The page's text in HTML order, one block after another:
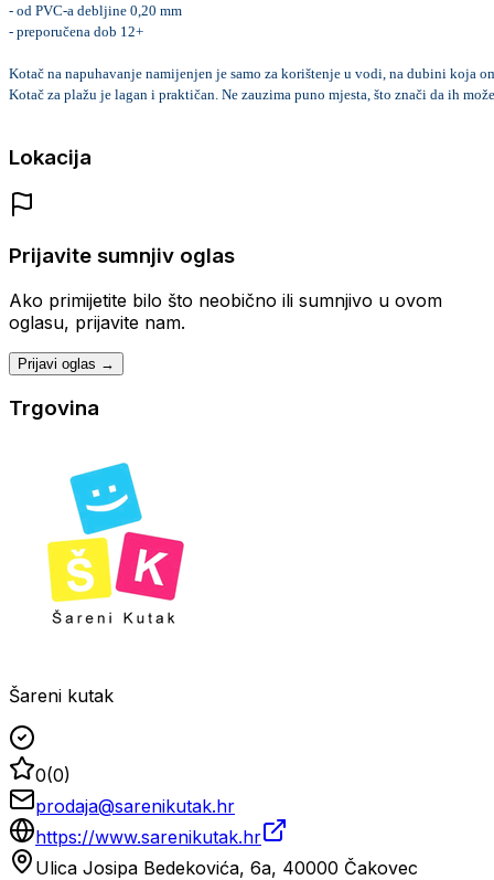
- od PVC-a debljine 0,20 mm
- preporučena dob 12+
Kotač na napuhavanje namijenjen je samo za korištenje u vodi, na dubini koja
Kotač za plažu je lagan i praktičan. Ne zauzima puno mjesta, što znači da ih
Lokacija
Prijavite sumnjiv oglas
Ako primijetite bilo što neobično ili sumnjivo u ovom
oglasu, prijavite nam.
Prijavi oglas →
Trgovina
Šareni kutak
0(0)
prodaja@sarenikutak.hr
https://www.sarenikutak.hr
Ulica Josipa Bedekovića, 6a, 40000 Čakovec